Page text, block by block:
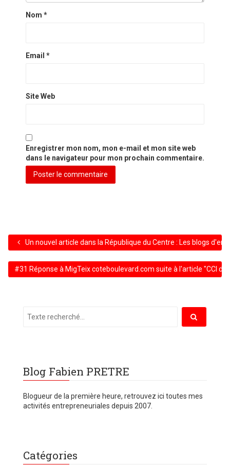
Nom *
Email *
Site Web
Enregistrer mon nom, mon e-mail et mon site web
dans le navigateur pour mon prochain commentaire.
Un nouvel article dans la République du Centre : Les blogs
#31 Réponse à MigTeix coteboulevard.com suite à l'article "CCI
Blog Fabien PRETRE
Blogueur de la première heure, retrouvez ici toutes mes
activités entrepreneuriales depuis 2007.
Catégories